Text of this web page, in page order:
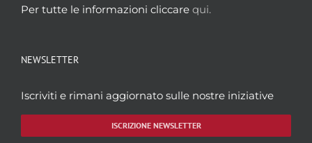
Per tutte le informazioni cliccare qui.
NEWSLETTER
Iscriviti e rimani aggiornato sulle nostre iniziative
ISCRIZIONE NEWSLETTER